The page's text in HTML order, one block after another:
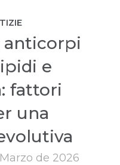
anticorpi
e
fattori
una
de 2026